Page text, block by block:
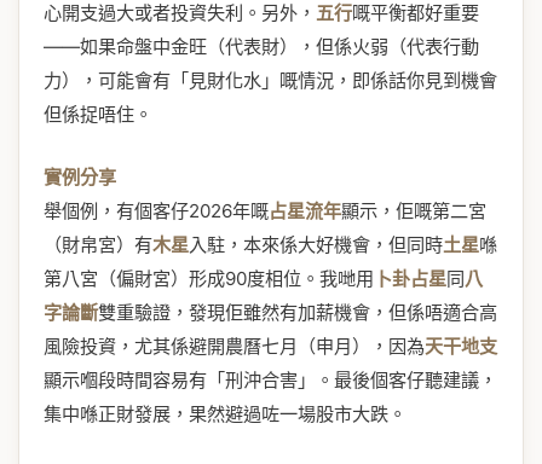
心開支過大或者投資失利。另外， 五行嘅平衡都好重要
——如果命盤中金旺（代表財），但係火弱（代表行動
力），可能會有「見財化水」嘅情況，即係話你見到機會
但係捉唔住。
實例分享
舉個例，有個客仔2026年嘅占星流年顯示，佢嘅第二宮
（財帛宮）有木星入駐，本來係大好機會，但同時土星喺
第八宮（偏財宮）形成90度相位。我哋用 卜卦占星同八
字論斷雙重驗證，發現佢雖然有加薪機會，但係唔適合高
風險投資，尤其係避開農曆七月（申月），因為天干地支
顯示嗰段時間容易有「刑沖合害」。最後個客仔聽建議，
集中喺正財發展，果然避過咗一場股市大跌。